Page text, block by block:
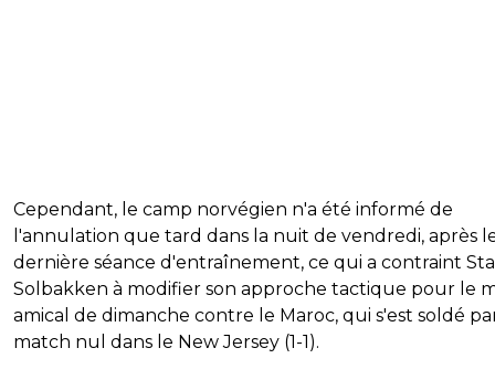
Cependant, le camp norvégien n'a été informé de
l'annulation que tard dans la nuit de vendredi, après
dernière séance d'entraînement, ce qui a contraint
Solbakken à modifier son approche tactique pour le
amical de dimanche contre le Maroc, qui s'est soldé
match nul dans le New Jersey (1-1).